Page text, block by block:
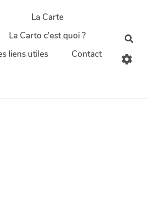
La Carte
La Carto c'est quoi ?
liens utiles
Contact